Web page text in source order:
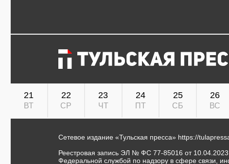
21
ВТ
22
СР
23
ЧТ
24
ПТ
25
СБ
26
ВС
Сетевое издание «Тульская пресса» https://
Реестровая запись ЭЛ № ФС 77-85016 от 10.04.2023
Федеральной службой по надзору в сфере связи,